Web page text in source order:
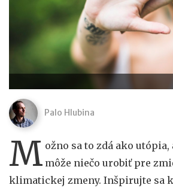
Palo Hlubina
M ožno sa to zdá ako
môže niečo urobiť pre
klimatickej zmeny. Inšpirujte sa